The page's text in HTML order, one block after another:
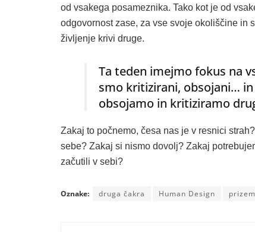
od vsakega posameznika. Tako kot je od
odgovornost zase, za vse svoje okoliščine in
življenje krivi druge.
Ta teden imejmo fokus na
smo kritizirani, obsojani…
obsojamo in kritiziramo
Zakaj to počnemo, česa nas je v resnici
sebe? Zakaj si nismo dovolj? Zakaj
začutili v sebi?
Oznake: druga čakra Human Design